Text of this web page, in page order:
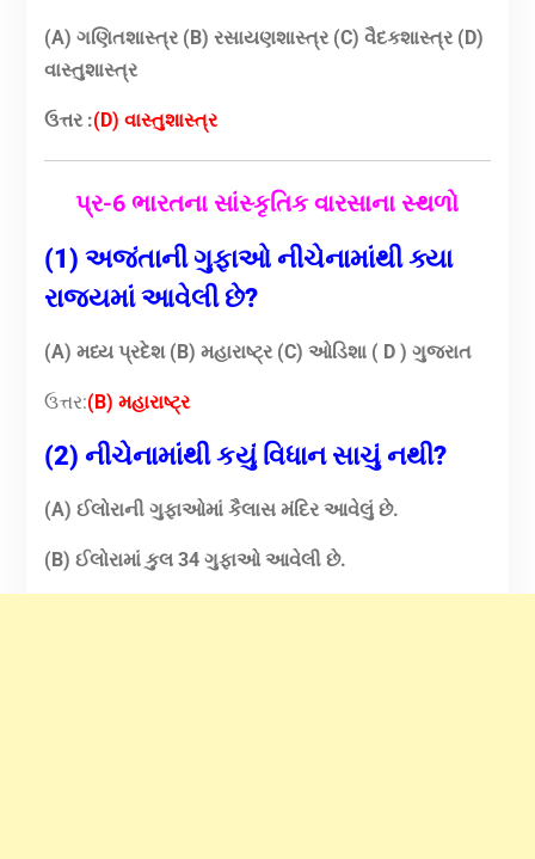
(A) ગણિતશાસ્ત્ર (B) રસાયણશાસ્ત્ર (C) વૈદકશાસ્ત્ર (D)
વાસ્તુશાસ્ત્ર
ઉત્તર :(D) વાસ્તુશાસ્ત્ર
પ્ર-6 ભારતના સાંસ્કૃતિક વારસાના સ્થળો
(1) અજંતાની ગુફાઓ નીચેનામાંથી ક્યા
રાજ્યમાં આવેલી છે?
(A) મધ્ય પ્રદેશ (B) મહારાષ્ટ્ર (C) ઓડિશા ( D ) ગુજરાત
ઉત્તર:(B) મહારાષ્ટ્ર
(2) નીચેનામાંથી કયું વિધાન સાચું નથી?
(A) ઈલોરાની ગુફાઓમાં કૈલાસ મંદિર આવેલું છે.
(B) ઈલોરામાં કુલ 34 ગુફાઓ આવેલી છે.